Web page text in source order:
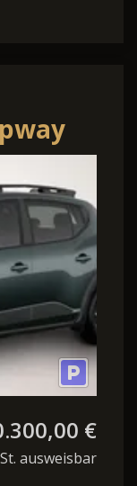
€
ausweisbar